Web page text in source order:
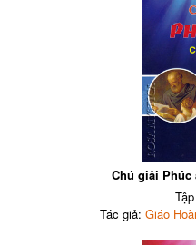
Chú giải Phúc
Tác giả: Giáo